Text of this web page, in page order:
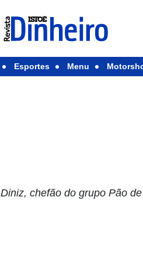
Esportes Menu
chefão do grupo Pão